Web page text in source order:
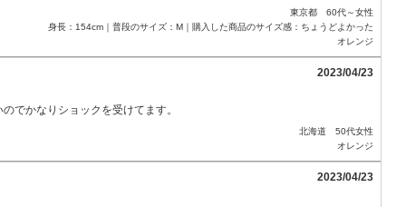
東京都 60代～女性
身長：154cm｜普段のサイズ：M｜購入した商品のサイズ感：ちょうどよかった
オレンジ
2023/04/23
でかなりショックを受けてます。
北海道 50代女性
オレンジ
2023/04/23